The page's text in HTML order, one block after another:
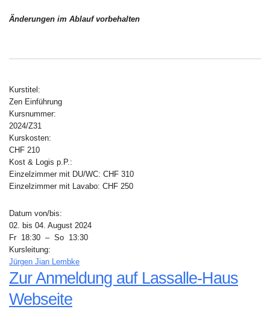
Änderungen im Ablauf vorbehalten
Kurstitel:
Zen Einführung
Kursnummer:
2024/Z31
Kurskosten:
CHF 210
Kost & Logis p.P.:
Einzelzimmer mit DU/WC: CHF 310
Einzelzimmer mit Lavabo: CHF 250
Datum von/bis:
02. bis 04. August 2024
Fr 18:30 – So 13:30
Kursleitung:
Jürgen Jian Lembke
Zur Anmeldung auf Lassalle-Haus
Webseite